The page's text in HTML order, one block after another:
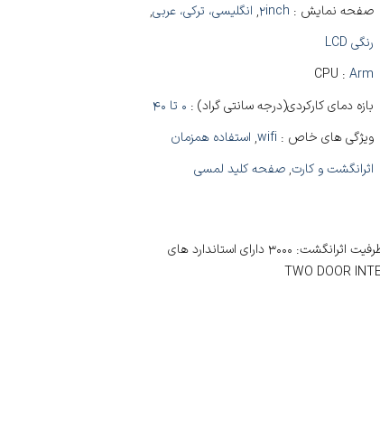
صفحه نمایش : 2inch
, انگلیسی، ترکی، عربی,
رنگی LCD
CPU : Arm
بازه دمای کارکردی(درجه سانتی گراد) : 0 تا 40
ویژگی های خاص : wifi
, استفاده همزمان
اثرانگشت و کارت, صفحه کلید لمسی
ویژگی های شاخص دستگاه: ظرفیت کارت: 3000 ظرفیت اثرانگشت: 3000 دارای استاندارد های